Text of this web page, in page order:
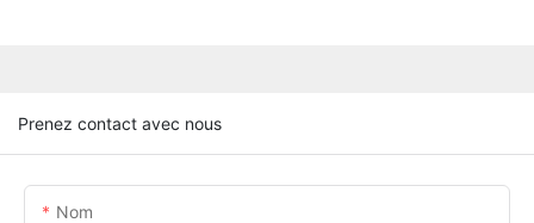
Prenez contact avec nous
Nom